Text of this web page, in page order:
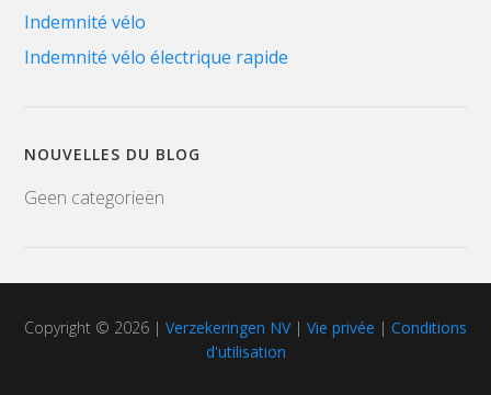
Indemnité vélo
Indemnité vélo électrique rapide
NOUVELLES DU BLOG
Geen categorieën
Copyright © 2026 | Verzekeringen NV| Vie privée | Conditions
d'utilisation